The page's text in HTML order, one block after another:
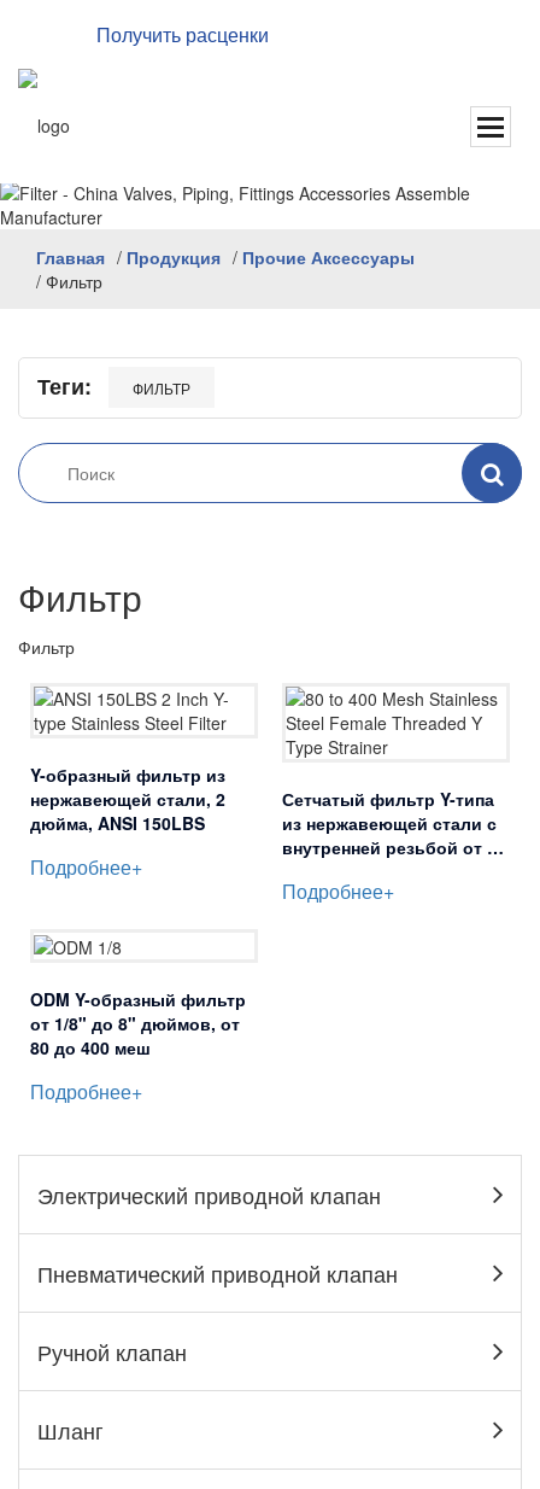
Получить расценки
Главная / Продукция / Прочие Аксессуары
/ Фильтр
Теги: ФИЛЬТР
Фильтр
Фильтр
Y-образный фильтр из
нержавеющей стали, 2
дюйма, ANSI 150LBS
Подробнее+
Сетчатый фильтр Y-типа
из нержавеющей стали с
внутренней резьбой от 80
Подробнее+
ODM Y-образный фильтр
от 1/8" до 8" дюймов, от
80 до 400 меш
Подробнее+
Электрический приводной клапан
Пневматический приводной клапан
Ручной клапан
Шланг